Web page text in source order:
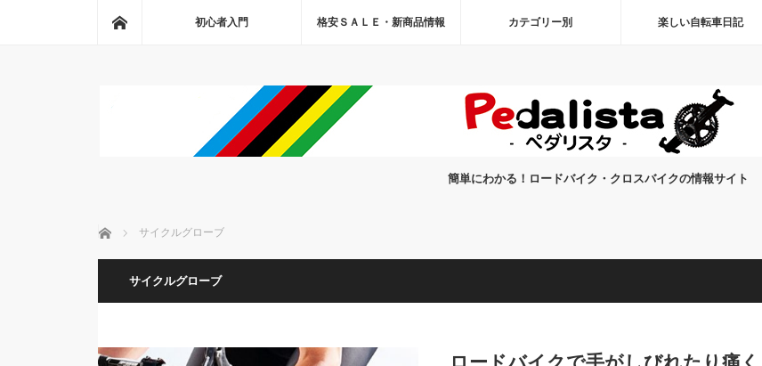
初心者入門 格安ＳＡＬＥ・新商品情報 カテゴリー別 楽しい自転車日記
簡単にわかる！ロードバイク・クロスバイクの情報サイト
ホーム サイクルグローブ
サイクルグローブ